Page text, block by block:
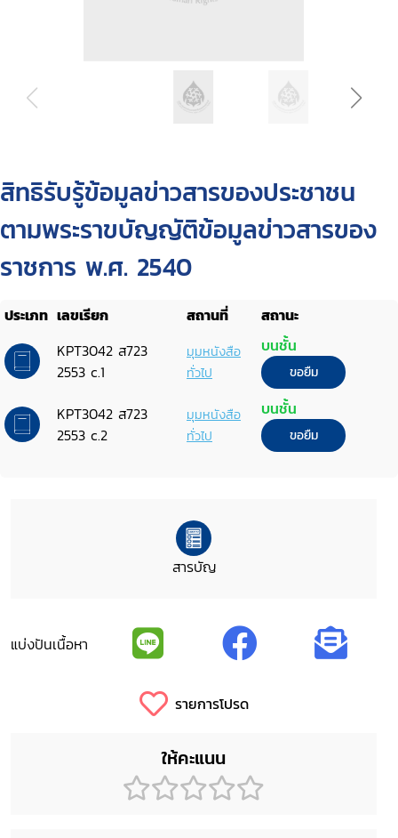
สิทธิรับรู้ข้อมูลข่าวสารของประชาชน
ตามพระราขบัญญัติข้อมูลข่าวสารของ
ราชการ พ.ศ. 2540
ประเภท เลขเรียก สถานที่
สถานะ
KPT3042 ส723
2553 c.1
มุมหนังสือ
ทั่วไป
บนชั้น
ขอยืม
KPT3042 ส723
2553 c.2
มุมหนังสือ
ทั่วไป
บนชั้น
ขอยืม
สารบัญ
แบ่งปันเนื้อหา
รายการโปรด
ให้คะแนน